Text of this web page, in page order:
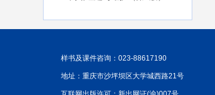
样书及课件咨询：023-88617190
地址：重庆市沙坪坝区大学城西路21号